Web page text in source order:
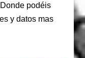
podéis
y datos mas